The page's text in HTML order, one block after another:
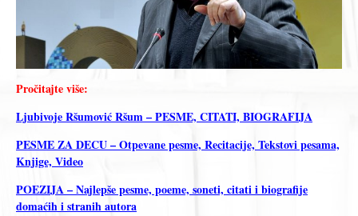
Pročitajte više:
Ljubivoje Ršumović Ršum – PESME, CITATI, BIOGRAFIJA
PESME ZA DECU – Otpevane pesme, Recitacije, Tekstovi pesama,
Knjige, Video
POEZIJA – Najlepše pesme, poeme, soneti, citati i biografije
domaćih i stranih autora